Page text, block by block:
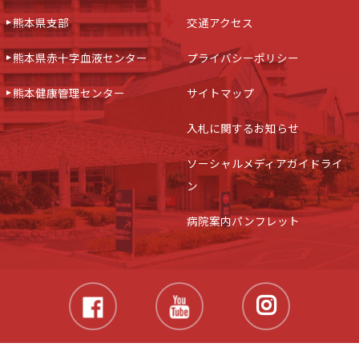
熊本県支部
熊本県赤十字血液センター
熊本健康管理センター
交通アクセス
プライバシーポリシー
サイトマップ
入札に関するお知らせ
ソーシャルメディアガイドライ
ン
病院案内パンフレット